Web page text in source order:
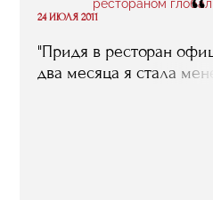
рестораном
“
24 ИЮЛЯ 2011
"Придя в ресторан
два месяца я стала